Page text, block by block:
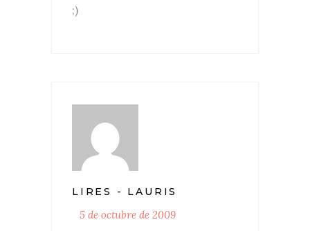
;)
LIRES - LAURIS
5 de octubre de 2009